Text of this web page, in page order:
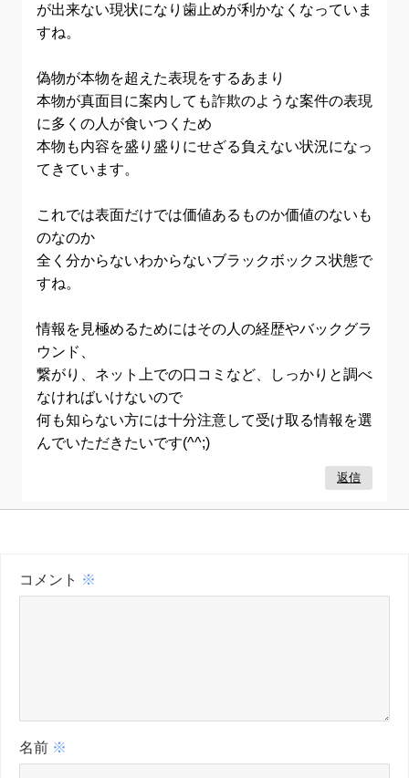
が出来ない現状になり歯止めが利かなくなっていま
すね。
偽物が本物を超えた表現をするあまり
本物が真面目に案内しても詐欺のような案件の表現
に多くの人が食いつくため
本物も内容を盛り盛りにせざる負えない状況になっ
てきています。
これでは表面だけでは価値あるものか価値のないも
のなのか
全く分からないわからないブラックボックス状態で
すね。
情報を見極めるためにはその人の経歴やバックグラ
ウンド、
繋がり、ネット上での口コミなど、しっかりと調べ
なければいけないので
何も知らない方には十分注意して受け取る情報を選
んでいただきたいです(^^;)
返信
コメント ※
名前 ※